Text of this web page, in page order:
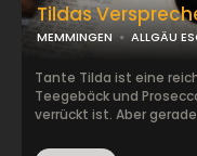
Tildas
MEMMINGEN ALLGÄU
Tante Tilda ist eine
Teegebäck und
verrückt ist. Aber